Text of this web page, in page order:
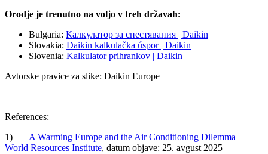
Orodje je trenutno na voljo v treh državah:
Bulgaria: Калкулатор за спестявания | Daikin
Slovakia: Daikin kalkulačka úspor | Daikin
Slovenia: Kalkulator prihrankov | Daikin
Avtorske pravice za slike: Daikin Europe
References:
1) A Warming Europe and the Air Conditioning Dilemma |
World Resources Institute, datum objave: 25. avgust 2025